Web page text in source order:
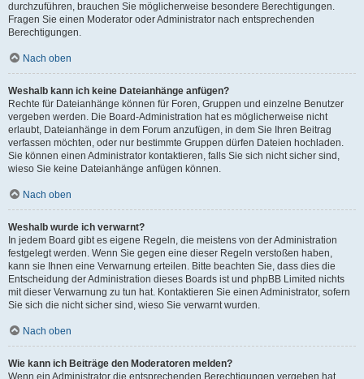
durchzuführen, brauchen Sie möglicherweise besondere Berechtigungen.
Fragen Sie einen Moderator oder Administrator nach entsprechenden
Berechtigungen.
Nach oben
Weshalb kann ich keine Dateianhänge anfügen?
Rechte für Dateianhänge können für Foren, Gruppen und einzelne Benutzer
vergeben werden. Die Board-Administration hat es möglicherweise nicht
erlaubt, Dateianhänge in dem Forum anzufügen, in dem Sie Ihren Beitrag
verfassen möchten, oder nur bestimmte Gruppen dürfen Dateien hochladen.
Sie können einen Administrator kontaktieren, falls Sie sich nicht sicher sind,
wieso Sie keine Dateianhänge anfügen können.
Nach oben
Weshalb wurde ich verwarnt?
In jedem Board gibt es eigene Regeln, die meistens von der Administration
festgelegt werden. Wenn Sie gegen eine dieser Regeln verstoßen haben,
kann sie Ihnen eine Verwarnung erteilen. Bitte beachten Sie, dass dies die
Entscheidung der Administration dieses Boards ist und phpBB Limited nichts
mit dieser Verwarnung zu tun hat. Kontaktieren Sie einen Administrator, sofern
Sie sich die nicht sicher sind, wieso Sie verwarnt wurden.
Nach oben
Wie kann ich Beiträge den Moderatoren melden?
Wenn ein Administrator die entsprechenden Berechtigungen vergeben hat,